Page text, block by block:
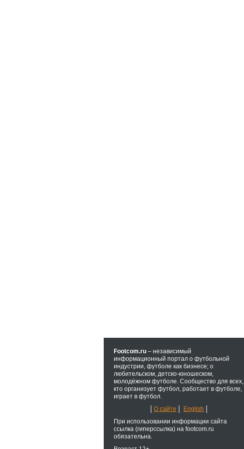
Footcom.ru – независимый
информационный портал о футбольной
индустрии, футболе как бизнесе; о
любительском, детско-юношеском,
молодёжном футболе. Сообщество для всех,
кто организует футбол, работает в футболе,
играет в футбол.
О сайте
English
При использовании информации сайта
ссылка (гиперссылка) на footcom.ru
обязательна.